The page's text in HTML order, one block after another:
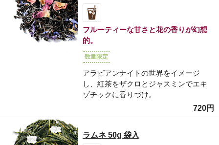
フルーティーな甘さと花の香りが幻想
的。
数量限定
アラビアンナイトの世界をイメージ
し、紅茶をザクロとジャスミンでエキ
ゾチックに香りづけ。
720円
ラムネ 50g 袋入